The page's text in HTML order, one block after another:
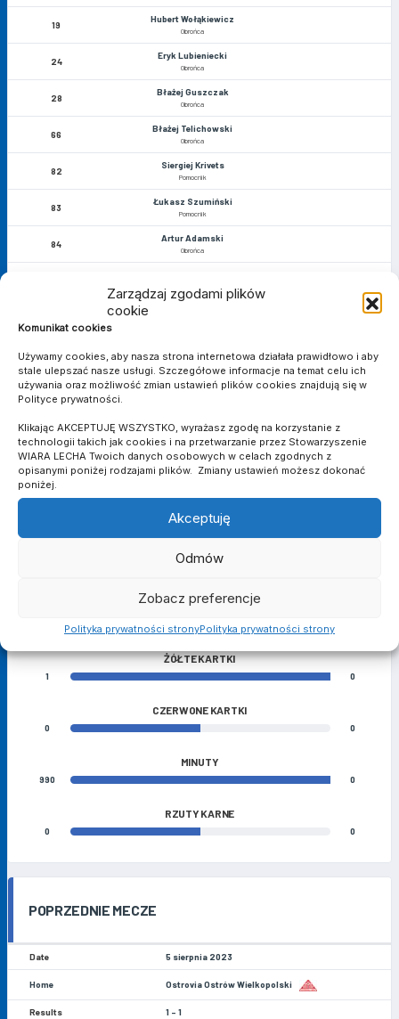
Zarządzaj zgodami plików
cookie
Komunikat cookies
Używamy cookies, aby nasza strona internetowa działała prawidłowo i aby
stale ulepszać nasze usługi. Szczegółowe informacje na temat celu ich
używania oraz możliwość zmian ustawień plików cookies znajdują się w
Polityce prywatności.
Klikając AKCEPTUJĘ WSZYSTKO, wyrażasz zgodę na korzystanie z
technologii takich jak cookies i na przetwarzanie przez Stowarzyszenie
WIARA LECHA Twoich danych osobowych w celach zgodnych z
opisanymi poniżej rodzajami plików. Zmiany ustawień możesz dokonać
poniżej.
Akceptuję
Odmów
Zobacz preferencje
Polityka prywatności stronyPolityka prywatności strony
19
Hubert Wołąkiewicz
Obrońca
24
Eryk Lubieniecki
Obrońca
28
Błażej Guszczak
Obrońca
66
Błażej Telichowski
Obrońca
82
Siergiej Krivets
Pomocnik
83
Łukasz Szumiński
Pomocnik
84
Artur Adamski
Obrońca
93
Pomocnik
66'
96
Mikołaj Nawrowski
20
Napastnik
MATCH STATS
BRAMKI
ASYSTY
ŻÓŁTE KARTKI
1 0
CZERWONE KARTKI
0 0
MINUTY
990 0
RZUTY KARNE
0 0
POPRZEDNIE MECZE
5 sierpnia 2023
Ostrovia Ostrów Wielkopolski
1 - 1